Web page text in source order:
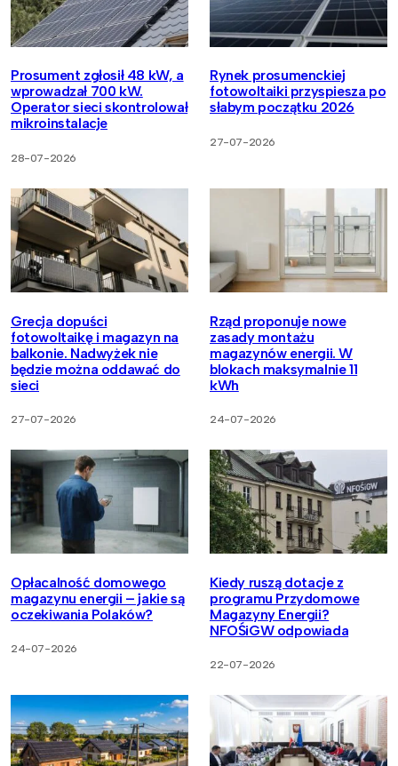
Prosument zgłosił 48 kW, a
wprowadzał 700 kW.
Operator sieci skontrolował
mikroinstalacje
28-07-2026
Rynek prosumenckiej
fotowoltaiki przyspiesza po
słabym początku 2026
27-07-2026
Grecja dopuści
fotowoltaikę i magazyn na
balkonie. Nadwyżek nie
będzie można oddawać do
sieci
27-07-2026
Rząd proponuje nowe
zasady montażu
magazynów energii. W
blokach maksymalnie 11
kWh
24-07-2026
Opłacalność domowego
magazynu energii – jakie są
oczekiwania Polaków?
24-07-2026
Kiedy ruszą dotacje z
programu Przydomowe
Magazyny Energii?
NFOŚiGW odpowiada
22-07-2026